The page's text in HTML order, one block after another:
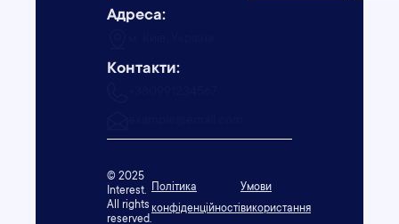
Адреса:
Контакти:
© 2025
Interest.
All rights
reserved.
Політика
конфіденційності
Умови
використання